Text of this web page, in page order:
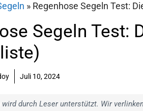
» Regenhose Segeln Test:
Segeln Test:
Juli 10, 2024
wird durch Leser unterstützt. Wir